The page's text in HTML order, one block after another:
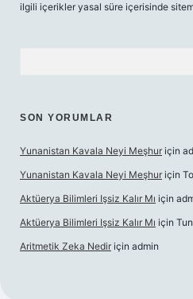
ilgili içerikler yasal süre içerisinde
SON YORUMLAR
Yunanistan Kavala Neyi Meşhur için
Yunanistan Kavala Neyi Meşhur için
Aktüerya Bilimleri Işsiz Kalır Mı için
Aktüerya Bilimleri Işsiz Kalır Mı için
Aritmetik Zeka Nedir için admin